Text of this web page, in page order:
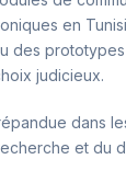
en
des
judicieux.
dans
et du